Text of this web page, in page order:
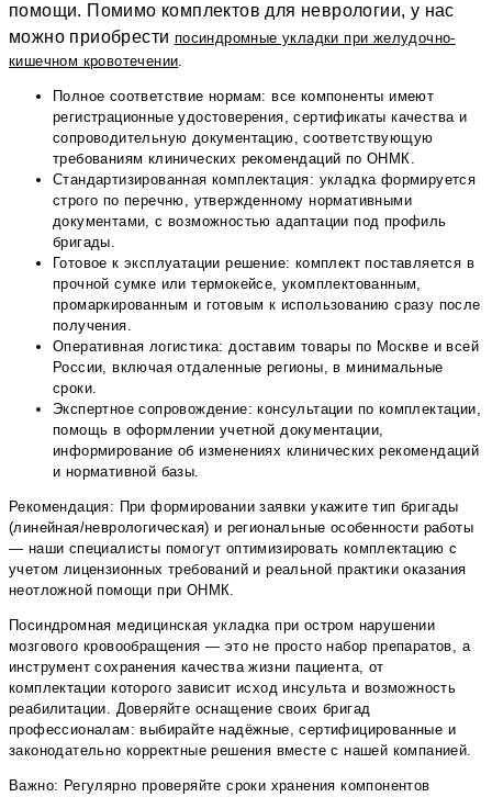
помощи. Помимо комплектов для неврологии, у нас
можно приобрести посиндромные укладки при желудочно-
кишечном кровотечении.
Полное соответствие нормам: все компоненты имеют
регистрационные удостоверения, сертификаты качества и
сопроводительную документацию, соответствующую
требованиям клинических рекомендаций по ОНМК.
Стандартизированная комплектация: укладка формируется
строго по перечню, утвержденному нормативными
документами, с возможностью адаптации под профиль
бригады.
Готовое к эксплуатации решение: комплект поставляется в
прочной сумке или термокейсе, укомплектованным,
промаркированным и готовым к использованию сразу после
получения.
Оперативная логистика: доставим товары по Москве и всей
России, включая отдаленные регионы, в минимальные
сроки.
Экспертное сопровождение: консультации по комплектации,
помощь в оформлении учетной документации,
информирование об изменениях клинических рекомендаций
и нормативной базы.
Рекомендация: При формировании заявки укажите тип бригады
(линейная/неврологическая) и региональные особенности работы
— наши специалисты помогут оптимизировать комплектацию с
учетом лицензионных требований и реальной практики оказания
неотложной помощи при ОНМК.
Посиндромная медицинская укладка при остром нарушении
мозгового кровообращения — это не просто набор препаратов, а
инструмент сохранения качества жизни пациента, от
комплектации которого зависит исход инсульта и возможность
реабилитации. Доверяйте оснащение своих бригад
профессионалам: выбирайте надёжные, сертифицированные и
законодательно корректные решения вместе с нашей компанией.
Важно: Регулярно проверяйте сроки хранения компонентов